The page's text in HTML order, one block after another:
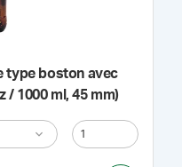
type boston avec
/ 1000 ml, 45 mm)